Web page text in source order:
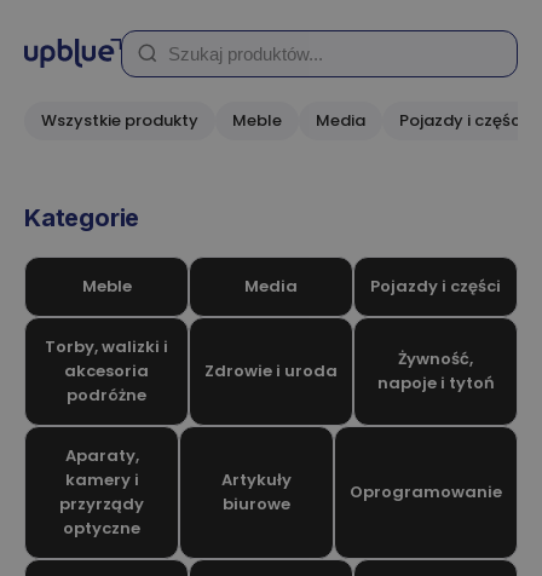
Wszystkie produkty Meble Media Pojazdy i części
Kategorie
Meble Media Pojazdy i części
Torby, walizki i
akcesoria
podróżne
Zdrowie i uroda
Żywność,
napoje i tytoń
Aparaty,
kamery i
przyrządy
optyczne
Artykuły
biurowe
Oprogramowanie